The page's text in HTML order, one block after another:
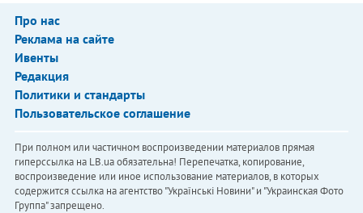
Про нас
Реклама на сайте
Ивенты
Редакция
Политики и стандарты
Пользовательское соглашение
При полном или частичном воспроизведении материалов прямая
гиперссылка на LB.ua обязательна! Перепечатка, копирование,
воспроизведение или иное использование материалов, в которых
содержится ссылка на агентство "Українськi Новини" и "Украинская Фото
Группа" запрещено.